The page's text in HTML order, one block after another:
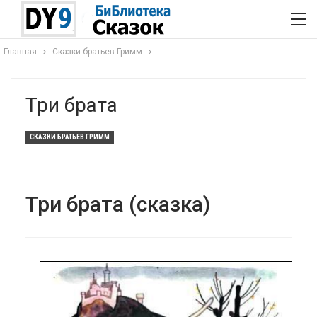
Главная Сказки братьев Гримм
Три брата
СКАЗКИ БРАТЬЕВ ГРИММ
Три брата (сказка)